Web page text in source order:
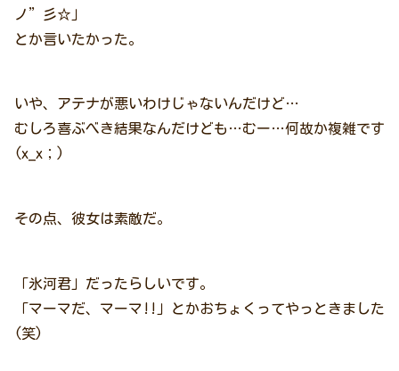
ノ”彡☆」
とか言いたかった。
いや、アテナが悪いわけじゃないんだけど…
むしろ喜ぶべき結果なんだけども…むー…何故か複雑です
(x_x；)
その点、彼女は素敵だ。
「氷河君」だったらしいです。
「マーマだ、マーマ!!」とかおちょくってやっときました
(笑)